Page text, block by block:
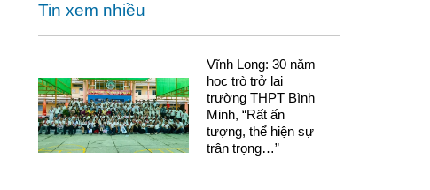
Tin xem nhiều
Vĩnh Long: 30 năm
học trò trở lại
trường THPT Bình
Minh, “Rất ấn
tượng, thể hiện sự
trân trọng…”